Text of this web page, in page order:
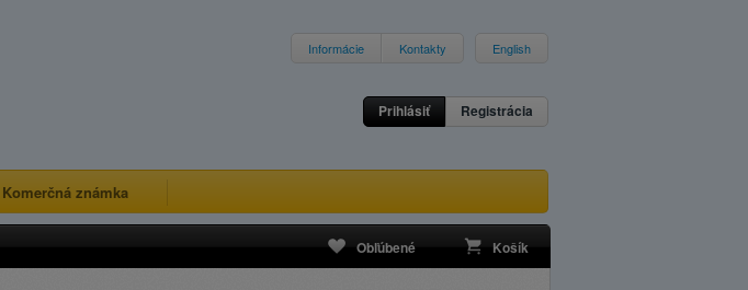
Informácie Kontakty English
Prihlásiť Registrácia
Komerčná známka
Obľúbené Košík